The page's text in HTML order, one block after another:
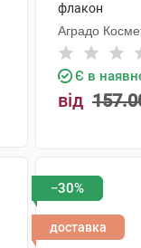
флакон
Аградо
Є в
від
−30%
доставка